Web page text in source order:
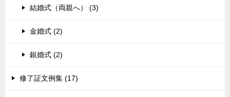
結婚式（両親へ） (3)
金婚式 (2)
銀婚式 (2)
修了証文例集 (17)